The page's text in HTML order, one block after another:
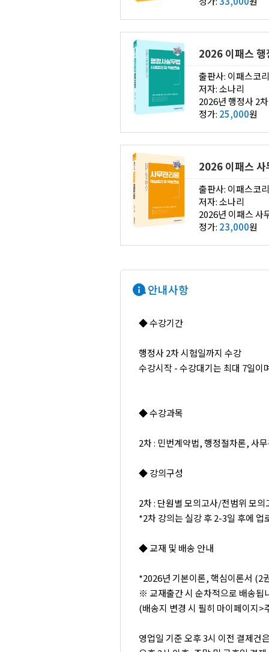
2026 이패스 행
출판사: 이패스코
저자: 소나리
정가: 25,000원
2026 이패스 사
출판사: 이패스코
저자: 소나리
정가: 23,000원
안내사항
◆ 수강기간
행정사 2차 시험일까지 수강
수강시작 - 수강대기는 최대 7일이
◆ 수강과목
2차 : 민번계약법, 행정절차론, 사
◆ 강의구성
2차 : 단원별 모의고사/전범위 모
*2차 강의는 실강 후 2-3일 후에 업
◆ 교재 및 배송 안내
*2026년 기본이론, 핵심이론서 (2
※ 교재출간 시 순차적으로 배송됩
(배송지 변경 시 필히 마이페이지>
영업일 기준 오후 3시 이전 결제건